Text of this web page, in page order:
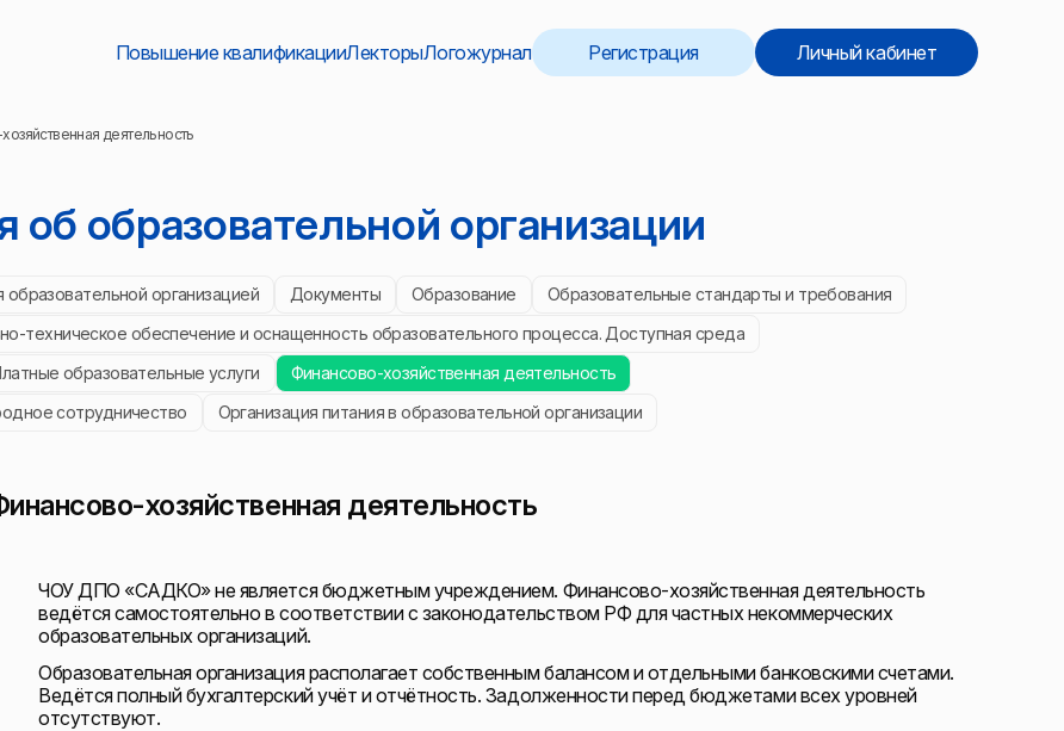
Повышение квалификацииЛекторыЛогожурнал Регистрация Личный кабинет
деятельность
об образовательной организации
организацией Документы Образование
Образовательные стандарты и требования
техническое обеспечение и оснащенность образовательного процесса. Доступная среда
образовательные услуги
Финансово-хозяйственная деятельность
сотрудничество Организация питания в образовательной организации
хозяйственная деятельность
ЧОУ ДПО «САДКО» не является бюджетным учреждением. Финансово-хозяйственная деятельность
ведётся самостоятельно в соответствии с законодательством РФ для частных некоммерческих
образовательных организаций.
Образовательная организация располагает собственным балансом и отдельными банковскими счетами.
Ведётся полный бухгалтерский учёт и отчётность. Задолженности перед бюджетами всех уровней
отсутствуют.